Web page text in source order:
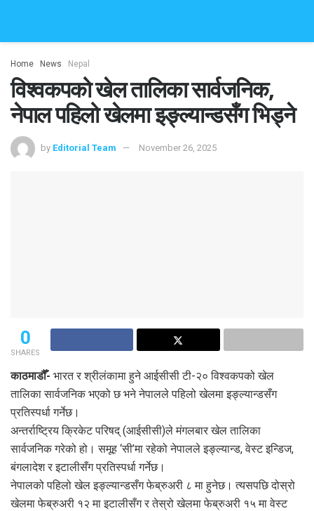
Home News Nepal
विश्वकपको खेल तालिका सार्वजनिक,
नेपाल पहिलो खेलमा इङ्ल्यान्डसँग भिड्ने
by Editorial Team November 26, 2025
0
SHARES
काठमाडौँ- भारत र श्रीलंकामा हुने आईसीसी टी-२० विश्वकपको खेल
तालिका सार्वजनिक भएको छ भने नेपालले पहिलो खेलमा इङ्ल्यान्डसँग
प्रतिस्पर्धा गर्नेछ।
अन्तर्राष्ट्रिय क्रिकेट परिषद् (आईसीसी)ले मंगलबार खेल तालिका
सार्वजनिक गरेको हो। समूह ‘सी’मा रहेको नेपालले इङ्ल्यान्ड, वेस्ट इन्डिज,
बंगलादेश र इटालीसँग प्रतिस्पर्धा गर्नेछ।
नेपालको पहिलो खेल इङ्ल्यान्डसँग फेब्रुअरी ८ मा हुनेछ। त्यसपछि दोस्रो
खेलमा फेब्रुअरी १२ मा इटालीसँग र तेस्रो खेलमा फेब्रुअरी १५ मा वेस्ट